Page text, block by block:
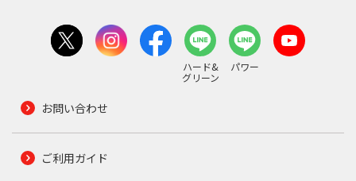
ハード&
グリーン
パワー
お問い合わせ
ご利用ガイド